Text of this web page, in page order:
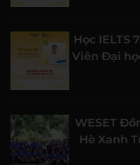
Học IELTS
Viên Đại
WESET
Hè Xanh